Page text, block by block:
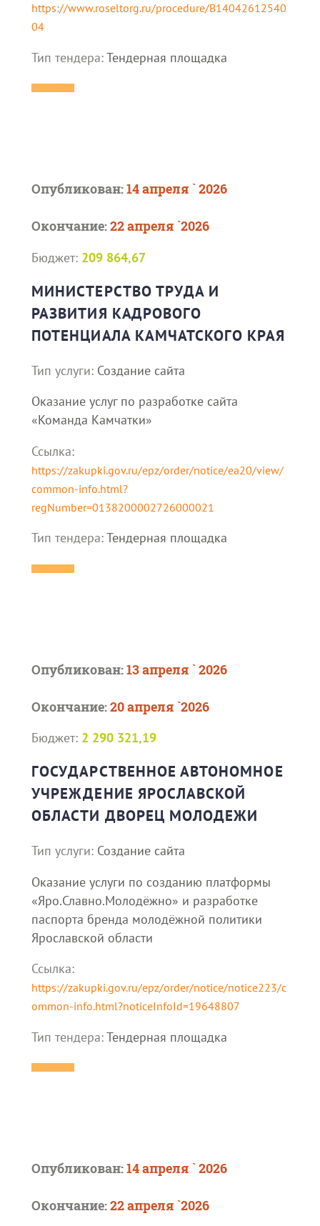
https://www.roseltorg.ru/procedure/B14042612540
04
Тип тендера:Тендерная площадка
Опубликован:14 апреля ` 2026
Окончание:22 апреля `2026
Бюджет: 209 864,67
МИНИСТЕРСТВО ТРУДА И
РАЗВИТИЯ КАДРОВОГО
ПОТЕНЦИАЛА КАМЧАТСКОГО КРАЯ
Тип услуги: Создание сайта
Оказание услуг по разработке сайта
«Команда Камчатки»
Ссылка:
https://zakupki.gov.ru/epz/order/notice/ea20/view/
common-info.html?
regNumber=0138200002726000021
Тип тендера:Тендерная площадка
Опубликован:13 апреля ` 2026
Окончание:20 апреля `2026
Бюджет: 2 290 321,19
ГОСУДАРСТВЕННОЕ АВТОНОМНОЕ
УЧРЕЖДЕНИЕ ЯРОСЛАВСКОЙ
ОБЛАСТИ ДВОРЕЦ МОЛОДЕЖИ
Тип услуги: Создание сайта
Оказание услуги по созданию платформы
«Яро.Славно.Молодёжно» и разработке
паспорта бренда молодёжной политики
Ярославской области
Ссылка:
https://zakupki.gov.ru/epz/order/notice/notice223/c
ommon-info.html?noticeInfoId=19648807
Тип тендера:Тендерная площадка
Опубликован:14 апреля ` 2026
Окончание:22 апреля `2026